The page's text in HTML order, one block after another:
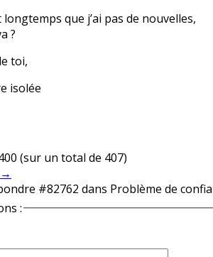
longtemps que j’ai pas de nouvelles,
?
toi,
isolée
(sur un total de 407)
→
#82762 dans Problème de
: